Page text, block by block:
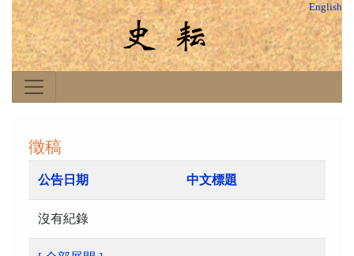
English
徵稿
公告日期 中文標題
沒有紀錄